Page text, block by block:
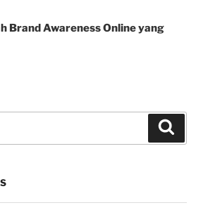
Brand Awareness Online yang